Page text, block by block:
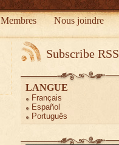
Membres Nous joindre
Subscribe RSS
LANGUE
Français
Español
Português